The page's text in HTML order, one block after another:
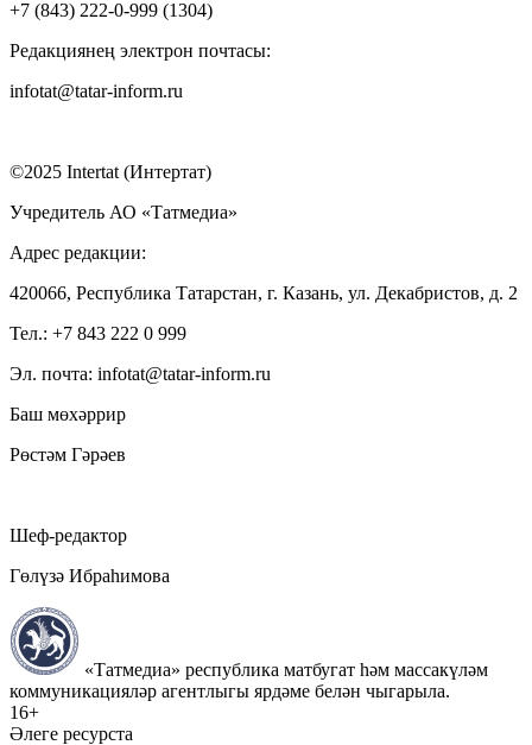
+7 (843) 222-0-999 (1304)
Редакциянең электрон почтасы:
infotat@tatar-inform.ru
©2025 Intertat (Интертат)
Учредитель АО «Татмедиа»
Адрес редакции:
420066, Республика Татарстан, г. Казань, ул. Декабристов, д. 2
Тел.: +7 843 222 0 999
Эл. почта: infotat@tatar-inform.ru
Баш мөхәррир
Рөстәм Гәрәев
Шеф-редактор
Гөлүзә Ибраһимова
«Татмедиа» республика матбугат һәм массакүләм
коммуникацияләр агентлыгы ярдәме белән чыгарыла.
16+
Әлеге ресурста